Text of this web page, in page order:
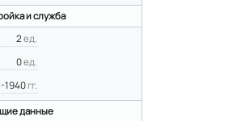
и служба
2 ед.
0ед.
1940гг.
данные